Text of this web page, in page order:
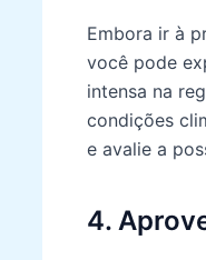
Embora ir à
você pode
intensa na
condições
e avalie a
4.